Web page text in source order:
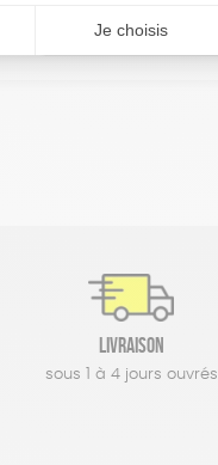
réinitialiser les filtres
Livraison
sous 1 à 4 jours ouvrés